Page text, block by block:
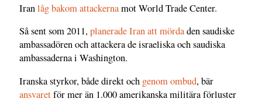
Iranlåg bakom attackernamot World Trade Center.
Så sent som 2011,planerade Iran att mördaden saudiske
ambassadören och attackera de israeliska och saudiska
ambassaderna i Washington.
Iranska styrkor, både direkt och genom ombud, bär
ansvaretför mer än 1.000 amerikanska militära förluster